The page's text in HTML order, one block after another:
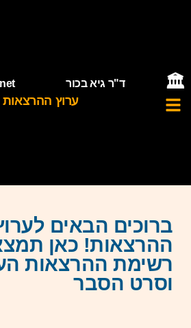
🏛 ד"ר גיא בכור
ערוץ ההרצאות
ברוכים הבאים לערוץ
ההרצאות! כאן
רשימת ההרצאות
וסרט הסבר